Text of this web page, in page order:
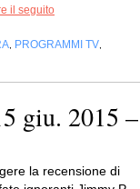
il seguito
PROGRAMMI TV
giu. 2015 –
la recensione di